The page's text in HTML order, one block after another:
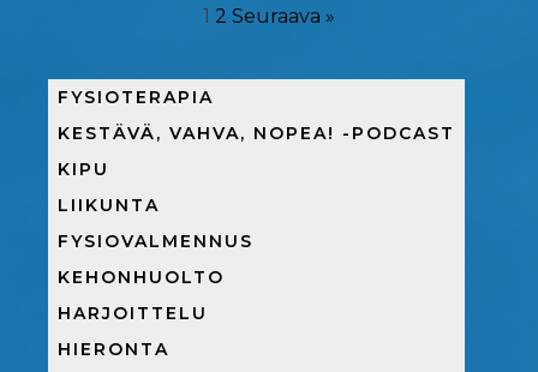
1 2 Seuraava »
FYSIOTERAPIA
KESTÄVÄ, VAHVA, NOPEA! -PODCAST
KIPU
LIIKUNTA
FYSIOVALMENNUS
KEHONHUOLTO
HARJOITTELU
HIERONTA